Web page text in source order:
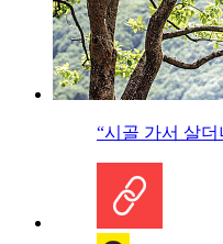
“시골 가서 살